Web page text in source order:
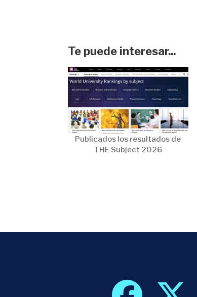
Te puede interesar...
Publicados los resultados de
THE Subject 2026